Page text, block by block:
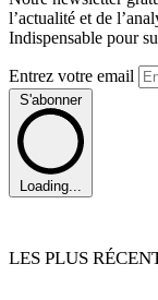
l’actualité et de
Indispensable pour
Entrez votre email
S'abonner
Loading...
LES PLUS